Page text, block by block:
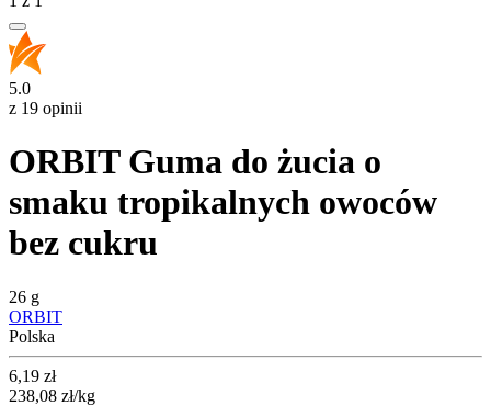
5.0
z 19 opinii
ORBIT Guma do żucia o
smaku tropikalnych owoców
bez cukru
26 g
ORBIT
Polska
Cena
6,19 zł
238,08 zł/kg